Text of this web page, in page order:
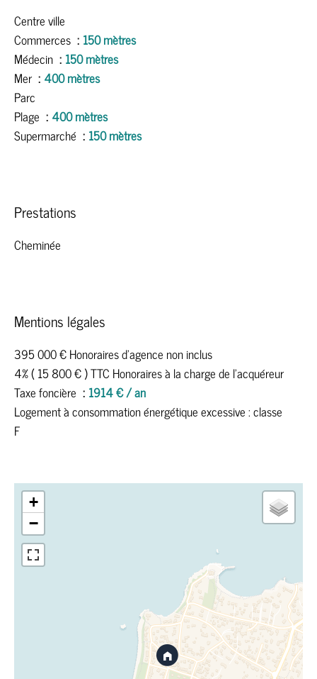
Centre ville
Commerces
150 mètres
Médecin
150 mètres
Mer
400 mètres
Parc
Plage
400 mètres
Supermarché
150 mètres
Prestations
Cheminée
Mentions légales
395 000 € Honoraires d'agence non inclus
4% ( 15 800 € ) TTC Honoraires à la charge de l'acquéreur
Taxe foncière
1914 € / an
Logement à consommation énergétique excessive : classe
F
+
−